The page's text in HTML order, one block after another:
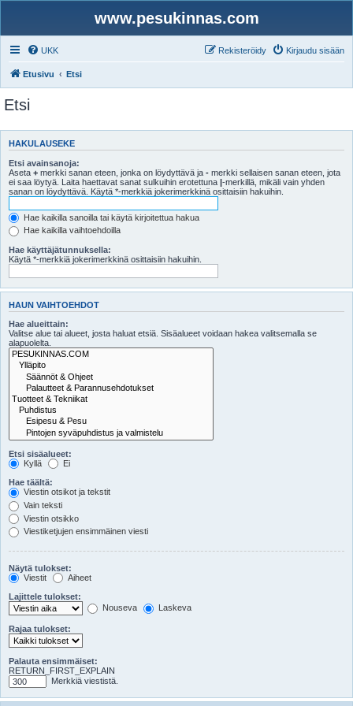
www.pesukinnas.com
UKK Kirjaudu sisään
Rekisteröidy
Etusivu Etsi
Etsi
HAKULAUSEKE
Etsi avainsanoja:
Aseta + merkki sanan eteen, jonka on löydyttävä ja - merkki sellaisen sanan eteen, jota
ei saa löytyä. Laita haettavat sanat sulkuihin erotettuna |-merkillä, mikäli vain yhden
sanan on löydyttävä. Käytä *-merkkiä jokerimerkkinä osittaisiin hakuihin.
Hae kaikilla sanoilla tai käytä kirjoitettua hakua
Hae kaikilla vaihtoehdoilla
Hae käyttäjätunnuksella:
Käytä *-merkkiä jokerimerkkinä osittaisiin hakuihin.
HAUN VAIHTOEHDOT
Hae alueittain:
Valitse alue tai alueet, josta haluat etsiä. Sisäalueet voidaan hakea valitsemalla se
alapuolelta.
Etsi sisäalueet:
Kyllä
Ei
Hae täältä:
Viestin otsikot ja tekstit
Vain teksti
Viestin otsikko
Viestiketjujen ensimmäinen viesti
Näytä tulokset:
Viestit
Aiheet
Lajittele tulokset:
Nouseva
Laskeva
Rajaa tulokset:
Palauta ensimmäiset:
RETURN_FIRST_EXPLAIN
Merkkiä viestistä.